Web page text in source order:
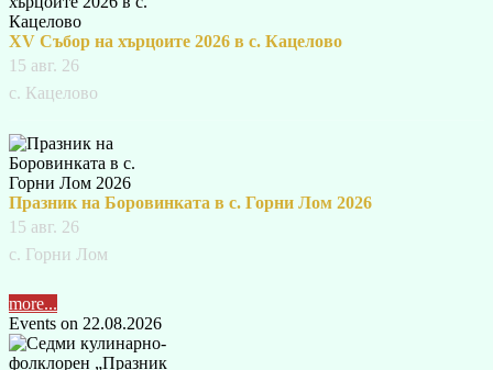
XV Събор на хърцоите 2026 в с. Кацелово
15 авг. 26
с. Кацелово
Празник на Боровинката в с. Горни Лом 2026
15 авг. 26
с. Горни Лом
more...
Events on 22.08.2026